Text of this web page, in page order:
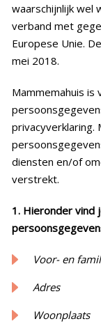
waarschijnlijk wel
verband met
Europese Unie.
mei 2018.
Mammemahuis
privacyverklaring.
diensten en/of
verstrekt.
1. Hieronder vind
Voor- en
Adres
Woonplaats